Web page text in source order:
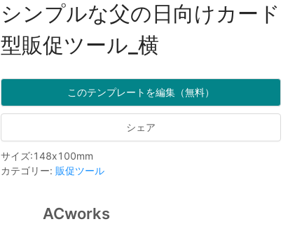
シンプルな父の日向けカード
型販促ツール_横
このテンプレートを編集（無料）
シェア
サイズ:148x100mm
カテゴリー: 販促ツール
ACworks